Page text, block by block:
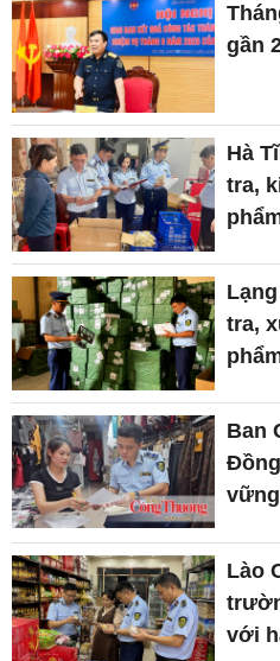
gần
Hà
tra,
tra,
Ban
Lào
với